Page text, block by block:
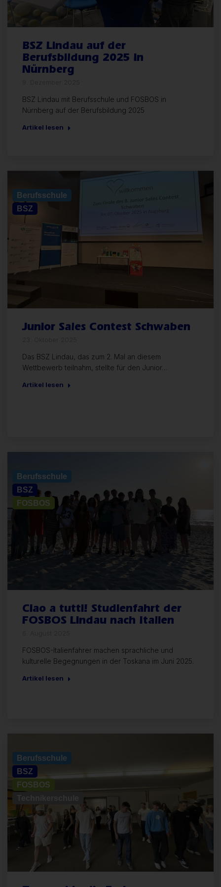
BSZ Lindau auf der
Berufsbildung 2025 in
Nürnberg
BSZ Lindau mit Berufsschule und FOSBOS in
Nürnberg auf der Berufsbildung 2025
Artikel lesen
Berufsschule
BSZ
Junior Sales Contest Schwaben
Das BSZ Lindau, das zum 2. Mal an diesem
Wettbewerb teilnahm, stellte für den Junior…
Artikel lesen
Berufsschule
BSZ
FOSBOS
Ciao a tutti! Studienfahrt der
FOSBOS Lindau nach Italien
FOSBOS-Italienfahrer machen sprachliche und
kulturelle Begegnungen in der Toskana im Juni 2025.
Artikel lesen
Berufsschule
BSZ
FOSBOS